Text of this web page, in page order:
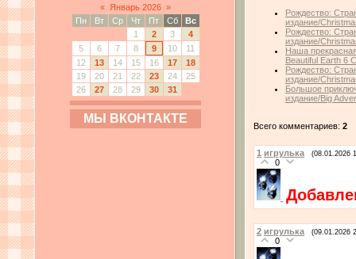
« Январь 2026 »
Пн
Вт Ср Чт Пт Сб
Вс
1
2 3
4
5
6 7 8 9 10
11
12
13 14 15 16 17
18
19
20 21 22 23 24
25
26
27 28 29 30 31
МЫ ВКОНТАКТЕ
Рождество:
издание/
Рождество:
издание/
Наша
Beautiful Earth 6
Рождество:
издание/
Большое
издание/Big
Всего комментариев: 2
1 игрулька (08.01.2026
0
2 игрулька (09.01.2026
0